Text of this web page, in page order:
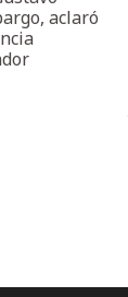
aclaró